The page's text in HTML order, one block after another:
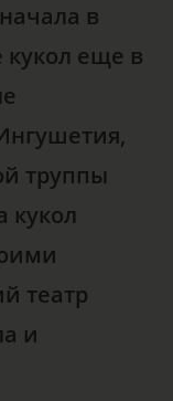
в
еще в
труппы
кукол
театр
и